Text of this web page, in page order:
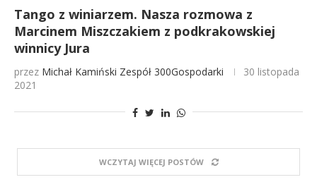
Tango z winiarzem. Nasza rozmowa z
Marcinem Miszczakiem z podkrakowskiej
winnicy Jura
przez Michał Kamiński Zespół 300Gospodarki
30 listopada
2021
WCZYTAJ WIĘCEJ POSTÓW